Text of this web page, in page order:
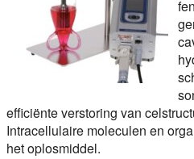
efficiënte verstoring van
Intracellulaire moleculen en
het oplosmiddel.